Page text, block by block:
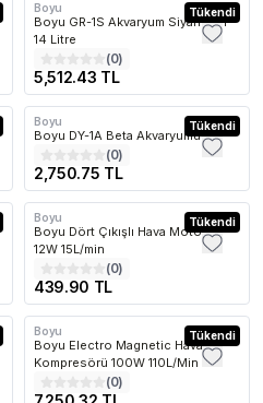
Kargo Bedava Tükendi
Boyu
Boyu GR-1S Akvaryum Siyah Wifi
14 Litre
(0)
5,512.43 TL
Kargo Bedava Tükendi
Boyu
Boyu DY-1A Beta Akvaryumu
(0)
2,750.75 TL
Tükendi
Boyu
Boyu Dört Çıkışlı Hava Motoru
12W 15L/min
(0)
439.90 TL
Kargo Bedava Tükendi
Boyu
Boyu Electro Magnetic Hava
Kompresörü 100W 110L/Min
(0)